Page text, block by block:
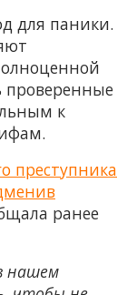
для паники.
проверенные
к
преступника
ранее
нашем